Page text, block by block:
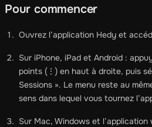
Pour commencer
Ouvrez l’application Hedy et
Sur iPhone, iPad et Android :
points (⋮) en haut à droite, puis
Sessions ». Le menu reste au
sens dans lequel vous tournez
Sur Mac, Windows et